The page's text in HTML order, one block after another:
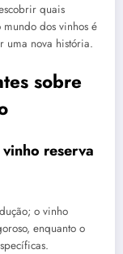
quais
dos vinhos é
uma nova história.
sobre
reserva
o vinho
enquanto o